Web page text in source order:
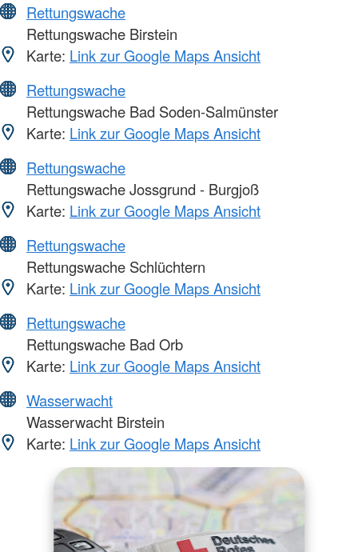
Rettungswache
Rettungswache Birstein
Karte: Link zur Google Maps Ansicht
Rettungswache
Rettungswache Bad Soden-Salmünster
Karte: Link zur Google Maps Ansicht
Rettungswache
Rettungswache Jossgrund - Burgjoß
Karte: Link zur Google Maps Ansicht
Rettungswache
Rettungswache Schlüchtern
Karte: Link zur Google Maps Ansicht
Rettungswache
Rettungswache Bad Orb
Karte: Link zur Google Maps Ansicht
Wasserwacht
Wasserwacht Birstein
Karte: Link zur Google Maps Ansicht